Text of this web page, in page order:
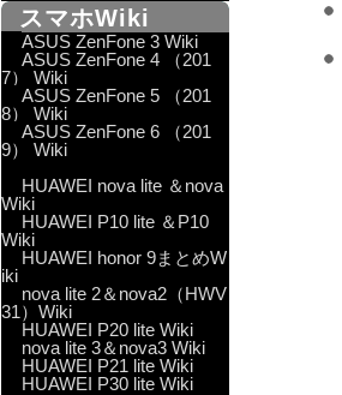
スマホWiki
ASUS ZenFone 3 Wiki
ASUS ZenFone 4 （201
7） Wiki
ASUS ZenFone 5 （201
8） Wiki
ASUS ZenFone 6 （201
9） Wiki
HUAWEI nova lite ＆nova
Wiki
HUAWEI P10 lite ＆P10
Wiki
HUAWEI honor 9まとめW
iki
nova lite 2＆nova2（HWV
31）Wiki
HUAWEI P20 lite Wiki
nova lite 3＆nova3 Wiki
HUAWEI P21 lite Wiki
HUAWEI P30 lite Wiki